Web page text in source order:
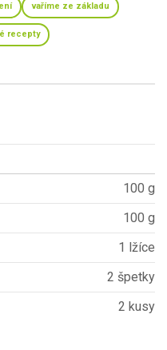
vaříme ze základu
recepty
100 g
100 g
1 lžíce
2 špetky
2 kusy